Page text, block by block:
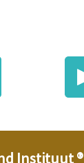
Instituut ®